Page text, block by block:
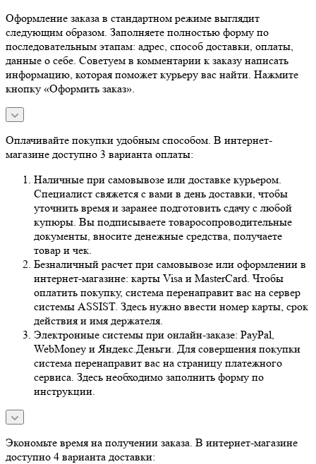
Оформление заказа в стандартном режиме выглядит
следующим образом. Заполняете полностью форму по
последовательным этапам: адрес, способ доставки, оплаты,
данные о себе. Советуем в комментарии к заказу написать
информацию, которая поможет курьеру вас найти. Нажмите
кнопку «Оформить заказ».
Оплачивайте покупки удобным способом. В интернет-
магазине доступно 3 варианта оплаты:
Наличные при самовывозе или доставке курьером.
Специалист свяжется с вами в день доставки, чтобы
уточнить время и заранее подготовить сдачу с любой
купюры. Вы подписываете товаросопроводительные
документы, вносите денежные средства, получаете
товар и чек.
Безналичный расчет при самовывозе или оформлении в
интернет-магазине: карты Visa и MasterCard. Чтобы
оплатить покупку, система перенаправит вас на сервер
системы ASSIST. Здесь нужно ввести номер карты, срок
действия и имя держателя.
Электронные системы при онлайн-заказе: PayPal,
WebMoney и Яндекс.Деньги. Для совершения покупки
система перенаправит вас на страницу платежного
сервиса. Здесь необходимо заполнить форму по
инструкции.
Экономьте время на получении заказа. В интернет-магазине
доступно 4 варианта доставки: